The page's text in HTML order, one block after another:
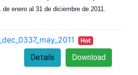
enero al 31 de diciembre de 2011.
Hot
Download
Details